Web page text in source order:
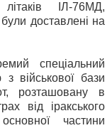
літаків ІЛ-76МД,
доставлені на
спеціальний
з військової бази
розташовану в
від іракського
частини